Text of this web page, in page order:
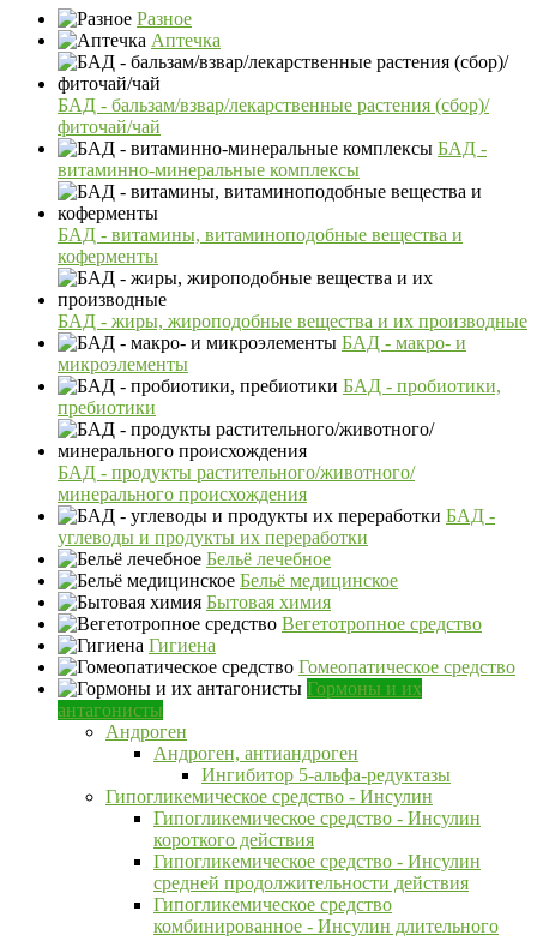
Разное
Аптечка
БАД - бальзам/взвар/лекарственные растения (сбор)/
фиточай/чай
БАД -
витаминно-минеральные комплексы
БАД - витамины, витаминоподобные вещества и
коферменты
БАД - жиры, жироподобные вещества и их производные
БАД - макро- и
микроэлементы
БАД - пробиотики,
пребиотики
БАД - продукты растительного/животного/
минерального происхождения
БАД -
углеводы и продукты их переработки
Бельё лечебное
Бельё медицинское
Бытовая химия
Вегетотропное средство
Гигиена
Гомеопатическое средство
Гормоны и их
антагонисты
Андроген
Андроген, антиандроген
Ингибитор 5-альфа-редуктазы
Гипогликемическое средство - Инсулин
Гипогликемическое средство - Инсулин
короткого действия
Гипогликемическое средство - Инсулин
средней продолжительности действия
Гипогликемическое средство
комбинированное - Инсулин длительного